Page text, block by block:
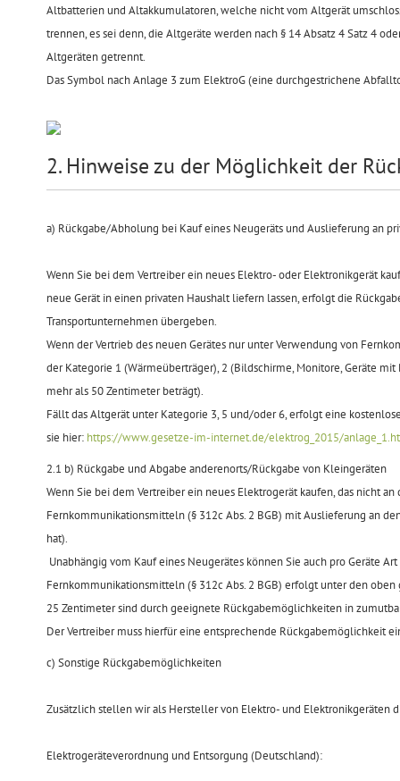
Altbatterien und Altakkumulatoren, welche nicht vom Altgerät
trennen, es sei denn, die Altgeräte werden nach § 14 Absatz 4 Satz 4
Altgeräten getrennt.
Das Symbol nach Anlage 3 zum ElektroG (eine durchgestrichene
2. Hinweise zu der Möglichkeit der
a) Rückgabe/Abholung bei Kauf eines Neugeräts und Auslieferung an
Wenn Sie bei dem Vertreiber ein neues Elektro- oder Elektronikgerät
neue Gerät in einen privaten Haushalt liefern lassen, erfolgt die
Transportunternehmen übergeben.
Wenn der Vertrieb des neuen Gerätes nur unter Verwendung von
der Kategorie 1 (Wärmeüberträger), 2 (Bildschirme, Monitore, Geräte
mehr als 50 Zentimeter beträgt).
Fällt das Altgerät unter Kategorie 3, 5 und/oder 6, erfolgt eine
sie hier: https://www.gesetze-im-internet.de/elektrog_2015/
2.1 b) Rückgabe und Abgabe anderenorts/Rückgabe von Kleingeräten
Wenn Sie bei dem Vertreiber ein neues Elektrogerät kaufen, das nicht
Fernkommunikationsmitteln (§ 312c Abs. 2 BGB) mit Auslieferung an
hat).
Unabhängig vom Kauf eines Neugerätes können Sie auch pro Geräte
Fernkommunikationsmitteln (§ 312c Abs. 2 BGB) erfolgt unter den
25 Zentimeter sind durch geeignete Rückgabemöglichkeiten in
Der Vertreiber muss hierfür eine entsprechende Rückgabemöglichkeit
c) Sonstige Rückgabemöglichkeiten
Zusätzlich stellen wir als Hersteller von Elektro- und
Elektrogeräteverordnung und Entsorgung (Deutschland):